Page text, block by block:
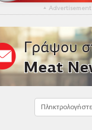
▴ Advertisement